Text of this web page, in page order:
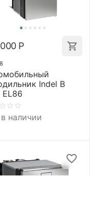
Р
Indel B
EL86
наличии